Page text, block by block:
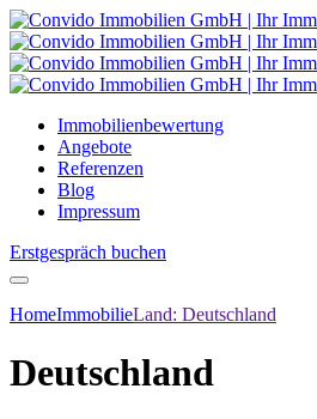
Immobilienbewertung
Angebote
Referenzen
Blog
Impressum
Erstgespräch buchen
HomeImmobilieLand: Deutschland
Deutschland